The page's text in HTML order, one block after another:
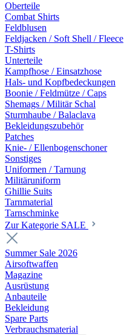
Oberteile
Combat Shirts
Feldblusen
Feldjacken / Soft Shell / Fleece
T-Shirts
Unterteile
Kampfhose / Einsatzhose
Hals- und Kopfbedeckungen
Boonie / Feldmütze / Caps
Shemags / Militär Schal
Sturmhaube / Balaclava
Bekleidungszubehör
Patches
Knie- / Ellenbogenschoner
Sonstiges
Uniformen / Tarnung
Militäruniform
Ghillie Suits
Tarnmaterial
Tarnschminke
Zur Kategorie SALE
Summer Sale 2026
Airsoftwaffen
Magazine
Ausrüstung
Anbauteile
Bekleidung
Spare Parts
Verbrauchsmaterial